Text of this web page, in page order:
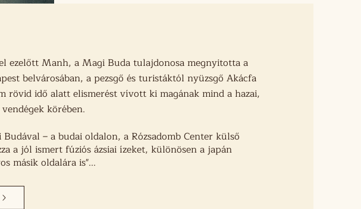
ezelőtt Manh, a Magi Buda tulajdonosa megnyitotta a
belvárosában, a pezsgő és turistáktól nyüzsgő Akácfa
rövid idő alatt elismerést vívott ki magának mind a hazai,
körében.
– a budai oldalon, a Rózsadomb Center külső
a jól ismert fúziós ázsiai ízeket, különösen a japán
másik oldalára is"...